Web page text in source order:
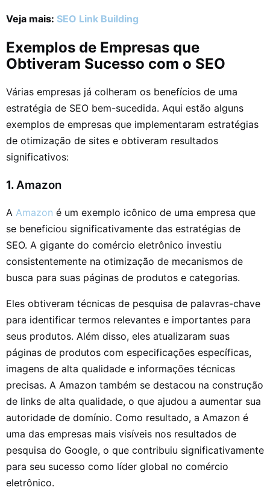
Veja mais: SEO Link Building
Exemplos de Empresas que
Obtiveram Sucesso com o SEO
Várias empresas já colheram os benefícios de uma
estratégia de SEO bem-sucedida. Aqui estão alguns
exemplos de empresas que implementaram estratégias
de otimização de sites e obtiveram resultados
significativos:
1.Amazon
A Amazon é um exemplo icônico de uma empresa que
se beneficiou significativamente das estratégias de
SEO. A gigante do comércio eletrônico investiu
consistentemente na otimização de mecanismos de
busca para suas páginas de produtos e categorias.
Eles obtiveram técnicas de pesquisa de palavras-chave
para identificar termos relevantes e importantes para
seus produtos. Além disso, eles atualizaram suas
páginas de produtos com especificações específicas,
imagens de alta qualidade e informações técnicas
precisas. A Amazon também se destacou na construção
de links de alta qualidade, o que ajudou a aumentar sua
autoridade de domínio. Como resultado, a Amazon é
uma das empresas mais visíveis nos resultados de
pesquisa do Google, o que contribuiu significativamente
para seu sucesso como líder global no comércio
eletrônico.